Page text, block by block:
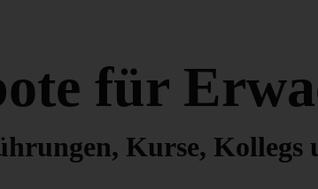
für
Kurse, Kollegs